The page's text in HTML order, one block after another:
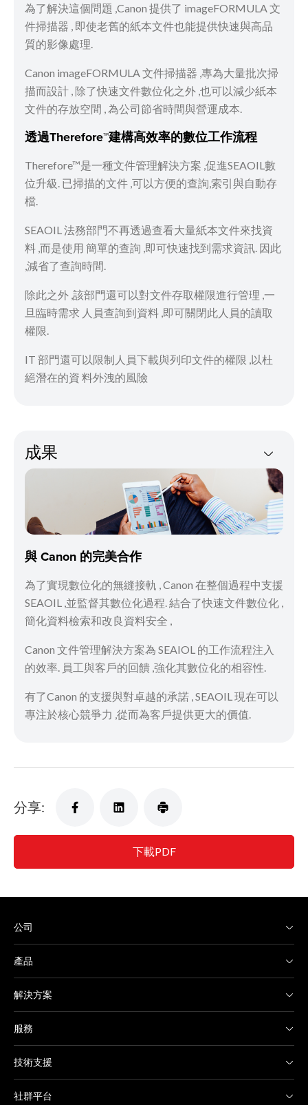
為了解決這個問題 ,Canon 提供了 imageFORMULA 文
件掃描器 , 即使老舊的紙本文件也能提供快速與高品
質的影像處理.
Canon imageFORMULA 文件掃描器 ,專為大量批次掃
描而設計 , 除了快速文件數位化之外 ,也可以減少紙本
文件的存放空間 , 為公司節省時間與營運成本.
透過Therefore™建構高效率的數位工作流程
Therefore™是一種文件管理解決方案 ,促進SEAOIL數
位升級. 已掃描的文件 ,可以方便的查詢,索引與自動存
檔.
SEAOIL 法務部門不再透過查看大量紙本文件來找資
料 ,而是使用 簡單的查詢 ,即可快速找到需求資訊. 因此
,減省了查詢時間.
除此之外 ,該部門還可以對文件存取權限進行管理 ,一
旦臨時需求 人員查詢到資料 ,即可關閉此人員的讀取
權限.
IT 部門還可以限制人員下載與列印文件的權限 ,以杜
絕潛在的資 料外洩的風險
成果
與 Canon 的完美合作
為了實現數位化的無縫接軌 , Canon 在整個過程中支援
SEAOIL ,並監督其數位化過程. 結合了快速文件數位化 ,
簡化資料檢索和改良資料安全 ,
Canon 文件管理解決方案為 SEAIOL 的工作流程注入
的效率. 員工與客戶的回饋 ,強化其數位化的相容性.
有了Canon 的支援與對卓越的承諾 , SEAOIL 現在可以
專注於核心競爭力 ,從而為客戶提供更大的價值.
分享:
下載PDF
公司
產品
解決方案
服務
技術支援
社群平台